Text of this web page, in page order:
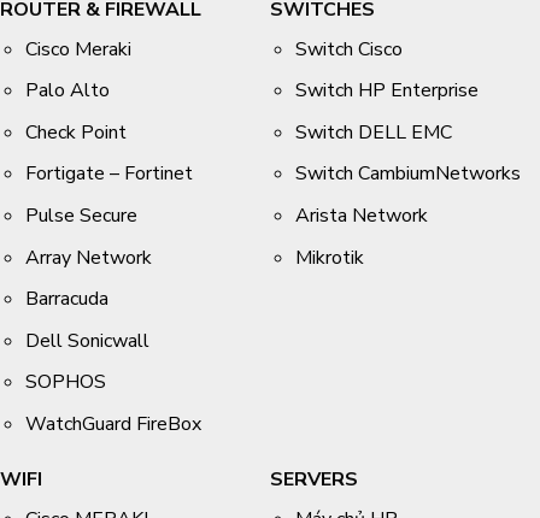
ROUTER & FIREWALL
Cisco Meraki
Palo Alto
Check Point
Fortigate – Fortinet
Pulse Secure
Array Network
Barracuda
Dell Sonicwall
SOPHOS
WatchGuard FireBox
SWITCHES
Switch Cisco
Switch HP Enterprise
Switch DELL EMC
Switch CambiumNetworks
Arista Network
Mikrotik
WIFI
SERVERS